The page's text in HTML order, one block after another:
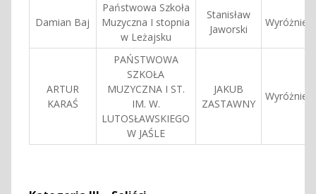
Damian Baj
Państwowa Szkoła
Muzyczna I stopnia
w Leżajsku
Stanisław
Jaworski
ARTUR
KARAŚ
PAŃSTWOWA
SZKOŁA
MUZYCZNA I ST.
IM. W.
LUTOSŁAWSKIEGO
W JAŚLE
JAKUB
ZASTAWNY